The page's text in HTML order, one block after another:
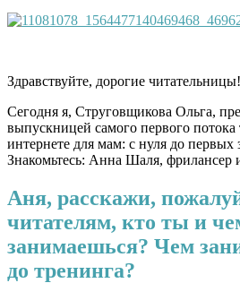
Здравствуйте, дорогие читательницы!
Сегодня я, Струговщикова Ольга,
выпускницей самого первого потока
интернете для мам: с нуля до первых
Знакомьтесь: Анна Шаля, фрилансер
Аня, расскажи,
читателям, кто ты и
занимаешься? Чем
до тренинга?